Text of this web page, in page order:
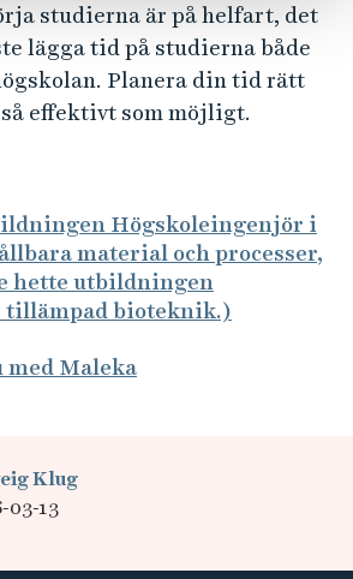
studierna är på helfart, det
lägga tid på studierna både
Planera din tid rätt
så effektivt som möjligt.
Högskoleingenjör i
material och processer,
hette utbildningen
tillämpad bioteknik.)
Maleka
Klug
03-13